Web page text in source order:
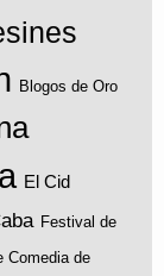
Blogos de Oro
El Cid
Festival de
Comedia de